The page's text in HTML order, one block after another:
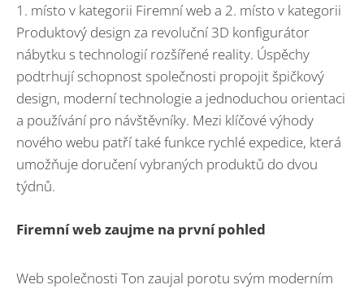
1. místo v kategorii Firemní web a 2. místo v kategorii
Produktový design za revoluční 3D konfigurátor
nábytku s technologií rozšířené reality. Úspěchy
podtrhují schopnost společnosti propojit špičkový
design, moderní technologie a jednoduchou orientaci
a používání pro návštěvníky. Mezi klíčové výhody
nového webu patří také funkce rychlé expedice, která
umožňuje doručení vybraných produktů do dvou
týdnů.
Firemní web zaujme na první pohled
Web společnosti Ton zaujal porotu svým moderním